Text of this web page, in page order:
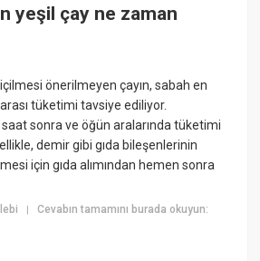
yeşil çay ne zaman
önerilmeyen çayın, sabah en
tüketimi tavsiye ediliyor.
sonra ve öğün aralarında tüketimi
demir gibi gıda bileşenlerinin
için gıda alımından hemen sonra
|Cevabın tamamını burada okuyun: